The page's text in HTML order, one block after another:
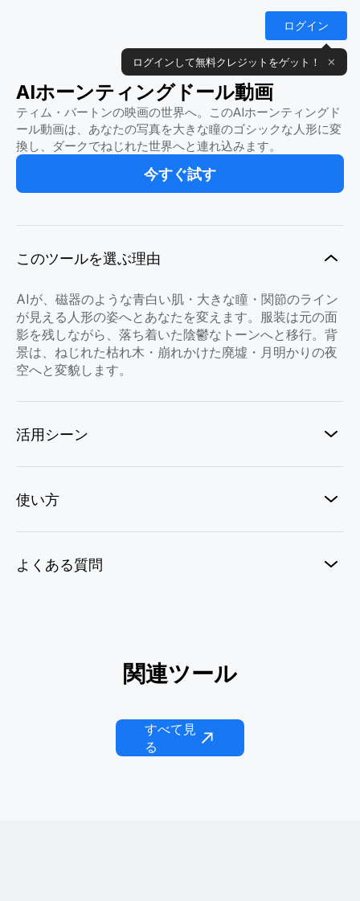
ログイン
ログインして無料クレジットをゲット！ ✕
AIホーンティングドール動画
ティム・バートンの映画の世界へ。このAIホーンティングド
ール動画は、あなたの写真を大きな瞳のゴシックな人形に変
換し、ダークでねじれた世界へと連れ込みます。
今すぐ試す
このツールを選ぶ理由
AIが、磁器のような青白い肌・大きな瞳・関節のライン
が見える人形の姿へとあなたを変えます。服装は元の面
影を残しながら、落ち着いた陰鬱なトーンへと移行。背
景は、ねじれた枯れ木・崩れかけた廃墟・月明かりの夜
空へと変貌します。
活用シーン
使い方
よくある質問
関連ツールゴーストフェイスの恐怖
ゾンビハンド
すべて見
る